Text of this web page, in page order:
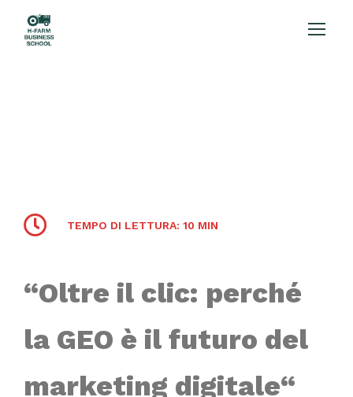
TEMPO DI LETTURA: 10 MIN
“Oltre il clic: perché
la GEO è il futuro del
marketing digitale“